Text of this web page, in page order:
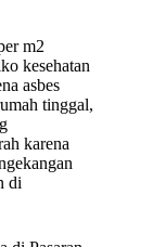
m2
kesehatan
asbes
tinggal,
karena
di